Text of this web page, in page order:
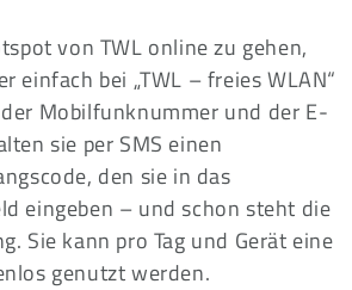
von TWL online zu gehen,
einfach bei „TWL – freies WLAN“
Mobilfunknummer und der E-
sie per SMS einen
den sie in das
eingeben – und schon steht die
Sie kann pro Tag und Gerät eine
genutzt werden.